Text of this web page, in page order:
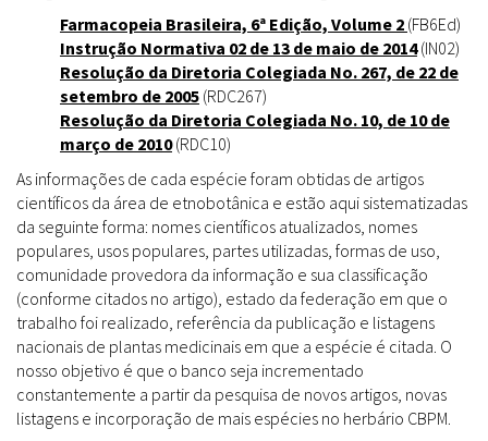
Farmacopeia Brasileira, 6ª Edição, Volume 2 (FB6Ed)
Instrução Normativa 02 de 13 de maio de 2014(IN02)
Resolução da Diretoria Colegiada No. 267, de 22 de
setembro de 2005 (RDC267)
Resolução da Diretoria Colegiada No. 10, de 10 de
março de 2010(RDC10)
As informações de cada espécie foram obtidas de artigos
científicos da área de etnobotânica e estão aqui sistematizadas
da seguinte forma: nomes científicos atualizados, nomes
populares, usos populares, partes utilizadas, formas de uso,
comunidade provedora da informação e sua classificação
(conforme citados no artigo), estado da federação em que o
trabalho foi realizado, referência da publicação e listagens
nacionais de plantas medicinais em que a espécie é citada. O
nosso objetivo é que o banco seja incrementado
constantemente a partir da pesquisa de novos artigos, novas
listagens e incorporação de mais espécies no herbário CBPM.